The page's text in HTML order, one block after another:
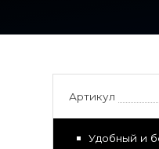
Артикул
Удобный и